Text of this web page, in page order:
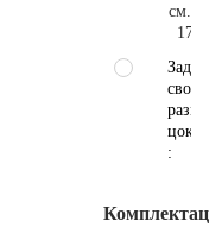
см.
свой
: